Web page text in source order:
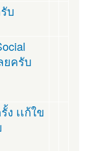
บ
ยครับ
เเก้ใข